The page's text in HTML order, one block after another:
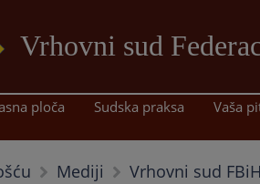
Vrhovni sud
ploča Sudska praksa Vaša
Mediji Vrhovni sud